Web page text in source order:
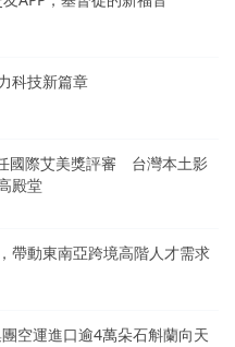
科技新篇章
國際艾美獎評審 台灣本土影
殿堂
帶動東南亞跨境高階人才需求
空運進口逾4萬朵石斛蘭向天